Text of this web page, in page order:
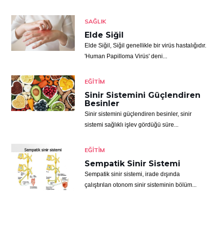
SAĞLIK
Elde Siğil
Elde Siğil, Siğil genellikle bir virüs hastalığıdır.
'Human Papilloma Virüs' deni...
EĞITIM
Sinir Sistemini Güçlendiren
Besinler
Sinir sistemini güçlendiren besinler, sinir
sistemi sağlıklı işlev gördüğü süre...
EĞITIM
Sempatik Sinir Sistemi
Sempatik sinir sistemi, irade dışında
çalıştırılan otonom sinir sisteminin bölüm...